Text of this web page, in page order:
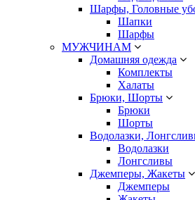
Шарфы, Головные
Шапки
Шарфы
МУЖЧИНАМ
Домашняя одежда
Комплекты
Халаты
Брюки, Шорты
Брюки
Шорты
Водолазки,
Водолазки
Лонгсливы
Джемперы, Жакеты
Джемперы